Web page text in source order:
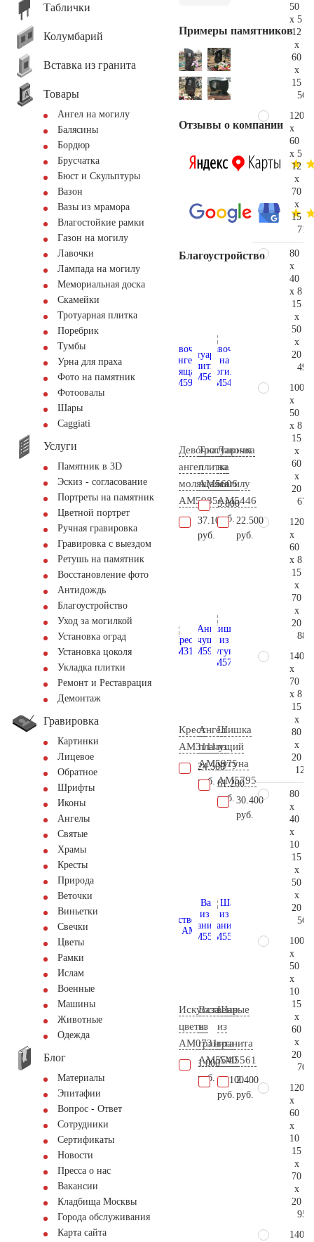
Таблички
Колумбарий
Вставка из гранита
Товары
Ангел на могилу
Балясины
Бордюр
Брусчатка
Бюст и Скульптуры
Вазон
Вазы из мрамора
Влагостойкие рамки
Газон на могилу
Лавочки
Лампада на могилу
Мемориальная доска
Скамейки
Тротуарная плитка
Поребрик
Тумбы
Урна для праха
Фото на памятник
Фотоовалы
Шары
Сaggiati
Услуги
Памятник в 3D
Эскиз - согласование
Портреты на памятник
Цветной портрет
Ручная гравировка
Гравировка с выездом
Ретушь на памятник
Восстановление фото
Антидождь
Благоустройство
Уход за могилкой
Установка оград
Установка цоколя
Укладка плитки
Ремонт и Реставрация
Демонтаж
Гравировка
Картинки
Лицевое
Обратное
Шрифты
Иконы
Ангелы
Святые
Храмы
Кресты
Природа
Веточки
Виньетки
Свечки
Цветы
Рамки
Ислам
Военные
Машины
Животные
Одежда
Блог
Материалы
Эпитафии
Вопрос - Ответ
Сотрудники
Сертификаты
Новости
Пресса о нас
Вакансии
Кладбища Москвы
Города обслуживания
Карта сайта
Примеры памятников
Отзывы о компании
Благоустройство
Девочка
ангел
молящаяся
AM5985
37.100
руб.
Тротуарная
плитка
AM5606
5.800
руб.
Лавочка
на
могилу
AM5446
22.500
руб.
Крест
AM3111
24.500
руб.
Ангел
плачущий
AM5975
61.200
руб.
Шишка
из
чугуна
AM5795
30.400
руб.
Искусственные
цветы
AM0731
1.000
руб.
Ваза
из
гранита
AM5540
11.100
руб.
Шар
из
гранита
AM5561
2.400
руб.
50
x 5
12
x
60
x
15
120
x
60
x 5
12
x
70
x
15
80
x
40
x 8
15
x
50
x
20
100
x
50
x 8
15
x
60
x
20
120
x
60
x 8
15
x
70
x
20
140
x
70
x 8
15
x
80
x
20
80
x
40
x
10
15
x
50
x
20
100
x
50
x
10
15
x
60
x
20
120
x
60
x
10
15
x
70
x
20
140